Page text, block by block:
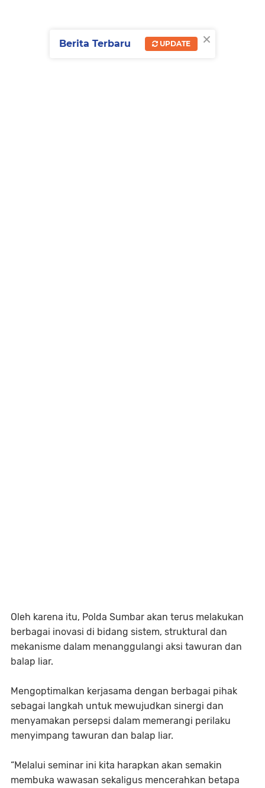
Oleh karena itu, Polda Sumbar akan terus melakukan
berbagai inovasi di bidang sistem, struktural dan
mekanisme dalam menanggulangi aksi tawuran dan
balap liar.
Mengoptimalkan kerjasama dengan berbagai pihak
sebagai langkah untuk mewujudkan sinergi dan
menyamakan persepsi dalam memerangi perilaku
menyimpang tawuran dan balap liar.
“Melalui seminar ini kita harapkan akan semakin
membuka wawasan sekaligus mencerahkan betapa
×
Berita Terbaru UPDATE